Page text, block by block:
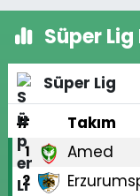
Süper
Süper Lig
#
Takım
1 Amed
2